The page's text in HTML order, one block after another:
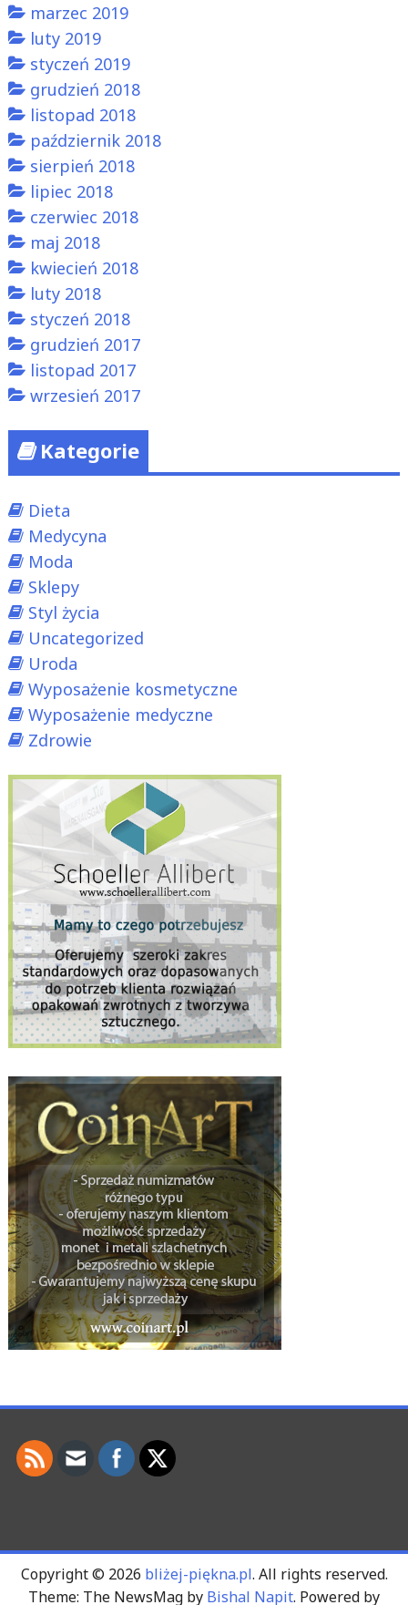
marzec 2019
luty 2019
styczeń 2019
grudzień 2018
listopad 2018
październik 2018
sierpień 2018
lipiec 2018
czerwiec 2018
maj 2018
kwiecień 2018
luty 2018
styczeń 2018
grudzień 2017
listopad 2017
wrzesień 2017
Kategorie
Dieta
Medycyna
Moda
Sklepy
Styl życia
Uncategorized
Uroda
Wyposażenie kosmetyczne
Wyposażenie medyczne
Zdrowie
Copyright © 2026 bliżej-piękna.pl. All rights reserved.
Theme: The NewsMag by Bishal Napit. Powered by